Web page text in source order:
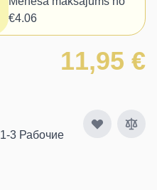
€4.06
11,95 €
3 Рабочие